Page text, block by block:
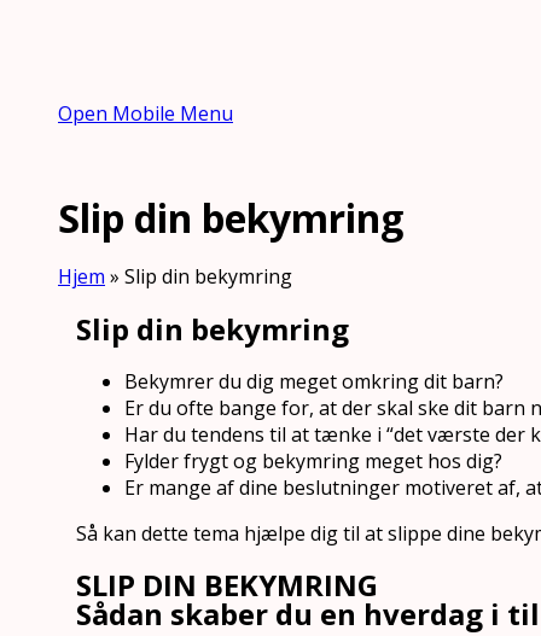
Open Mobile Menu
Slip din bekymring
Hjem » Slip din bekymring
Slip din bekymring
Bekymrer du dig meget omkring dit barn?
Er du ofte bange for, at der skal ske dit barn
Har du tendens til at tænke i “det værste der
Fylder frygt og bekymring meget hos dig?
Er mange af dine beslutninger motiveret af,
Så kan dette tema hjælpe dig til at slippe dine
SLIP DIN BEKYMRING
Sådan skaber du en hverdag i